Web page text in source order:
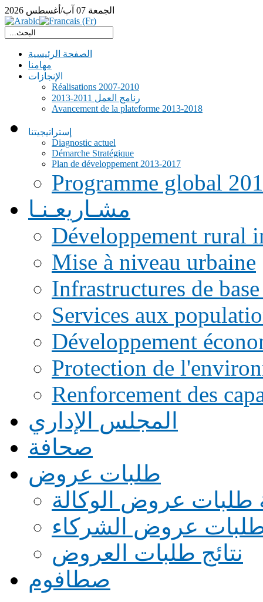
الجمعة 07 آب/أغسطس 2026
الصفحة الرئيسية
مهامنا
الإنجازات
Réalisations 2007-2010
رنامج العمل 2011-2013
Avancement de la plateforme 2013-2018
إستراتيجيتنا
Diagnostic actuel
Démarche Stratégique
Plan de développement 2013-2017
Programme global
مشـاريعـنـا
Développement rural
Mise à niveau urbaine
Infrastructures de
Services aux
Développement
Protection de
Renforcement des
المجلس الإداري
صحافة
طلبات عروض
طلبات عروض الوكالة
طلبات عروض الشركاء
نتائج طلبات العروض
صطافوم